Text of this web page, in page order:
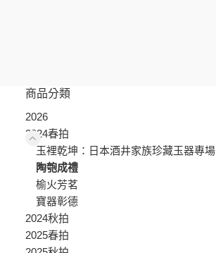
商品分類
2026
2024春拍
玉裡乾坤：日本酒井家族珍藏玉器專場
陶匏成禮
榆火芳茗
寶器彰德
2024秋拍
2025春拍